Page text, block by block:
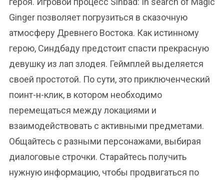
Ginger позволяет погрузиться в сказочную
атмосферу Древнего Востока. Как истинному
герою, Синдбаду предстоит спасти прекрасную
девушку из лап злодея. Геймплей выделяется
своей простотой. По сути, это приключенческий
поинт-н-клик, в котором необходимо
перемещаться между локациями и
взаимодействовать с активными предметами.
Общайтесь с разными персонажами, выбирая
диалоговые строчки. Старайтесь получить
нужную информацию, чтобы продвигаться по